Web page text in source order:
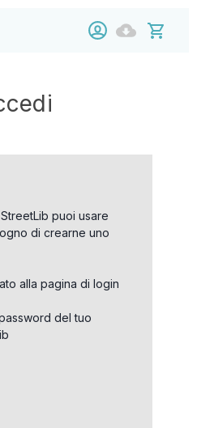
puoi usare
di crearne uno
alla pagina di login
del tuo